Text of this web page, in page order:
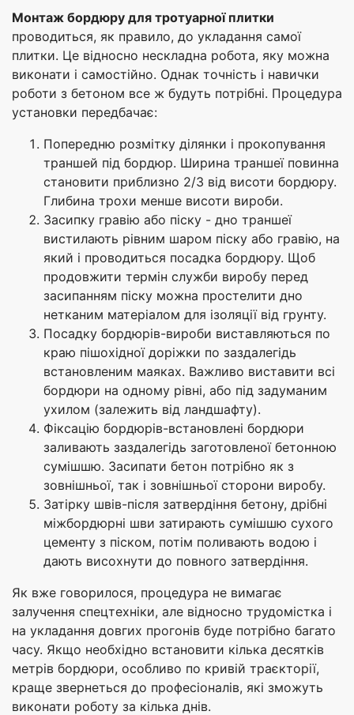
Монтаж бордюру для тротуарної плитки
проводиться, як правило, до укладання самої
плитки. Це відносно нескладна робота, яку можна
виконати і самостійно. Однак точність і навички
роботи з бетоном все ж будуть потрібні. Процедура
установки передбачає:
Попередню розмітку ділянки і прокопування
траншей під бордюр. Ширина траншеї повинна
становити приблизно 2/3 від висоти бордюру.
Глибина трохи менше висоти вироби.
Засипку гравію або піску - дно траншеї
вистилають рівним шаром піску або гравію, на
який і проводиться посадка бордюру. Щоб
продовжити термін служби виробу перед
засипанням піску можна простелити дно
нетканим матеріалом для ізоляції від грунту.
Посадку бордюрів-вироби виставляються по
краю пішохідної доріжки по заздалегідь
встановленим маяках. Важливо виставити всі
бордюри на одному рівні, або під задуманим
ухилом (залежить від ландшафту).
Фіксацію бордюрів-встановлені бордюри
заливають заздалегідь заготовленої бетонною
сумішшю. Засипати бетон потрібно як з
зовнішньої, так і зовнішньої сторони виробу.
Затірку швів-після затвердіння бетону, дрібні
міжбордюрні шви затирають сумішшю сухого
цементу з піском, потім поливають водою і
дають висохнути до повного затвердіння.
Як вже говорилося, процедура не вимагає
залучення спецтехніки, але відносно трудомістка і
на укладання довгих прогонів буде потрібно багато
часу. Якщо необхідно встановити кілька десятків
метрів бордюри, особливо по кривій траєкторії,
краще звернеться до професіоналів, які зможуть
виконати роботу за кілька днів.